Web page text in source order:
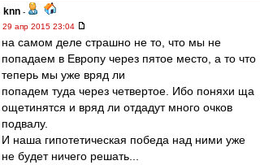
knn -
29 апр 2015 23:04
на самом деле страшно не то, что мы не
попадаем в Европу через пятое место, а то что
теперь мы уже вряд ли
попадем туда через четвертое. Ибо поняхи ща
ощетинятся и вряд ли отдадут много очков
подвалу.
И наша гипотетическая победа над ними уже
не будет ничего решать...